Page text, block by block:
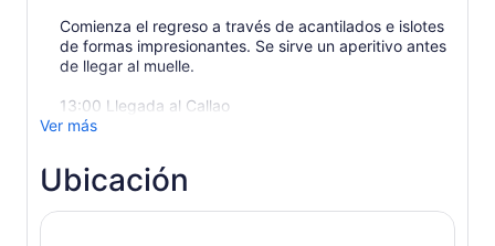
Comienza el regreso a través de acantilados e islotes
de formas impresionantes. Se sirve un aperitivo antes
de llegar al muelle.
13:00 Llegada al Callao
Ver más
Ubicación